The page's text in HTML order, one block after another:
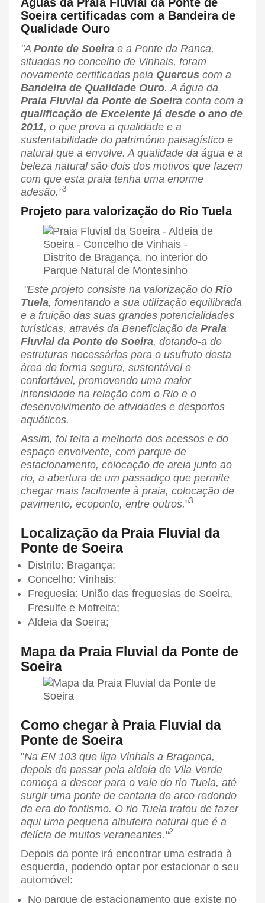
Soeira certificadas com a Bandeira de
Qualidade Ouro
"A Ponte de Soeira e a Ponte da Ranca,
situadas no concelho de Vinhais, foram
novamente certificadas pela Quercus com a
Bandeira de Qualidade Ouro. A água da
Praia Fluvial da Ponte de Soeira conta com a
qualificação de Excelente já desde o ano de
2011, o que prova a qualidade e a
sustentabilidade do património paisagístico e
natural que a envolve. A qualidade da água e a
beleza natural são dois dos motivos que fazem
com que esta praia tenha uma enorme
adesão."3
Projeto para valorização do Rio Tuela
"Este projeto consiste na valorização do Rio
Tuela, fomentando a sua utilização equilibrada
e a fruição das suas grandes potencialidades
turísticas, através da Beneficiação da Praia
Fluvial da Ponte de Soeira, dotando-a de
estruturas necessárias para o usufruto desta
área de forma segura, sustentável e
confortável, promovendo uma maior
intensidade na relação com o Rio e o
desenvolvimento de atividades e desportos
aquáticos.
Assim, foi feita a melhoria dos acessos e do
espaço envolvente, com parque de
estacionamento, colocação de areia junto ao
rio, a abertura de um passadiço que permite
chegar mais facilmente à praia, colocação de
pavimento, ecoponto, entre outros."3
Localização da Praia Fluvial da
Ponte de Soeira
Distrito: Bragança;
Concelho: Vinhais;
Freguesia: União das freguesias de Soeira,
Fresulfe e Mofreita;
Aldeia da Soeira;
Mapa da Praia Fluvial da Ponte de
Soeira
Como chegar à Praia Fluvial da
Ponte de Soeira
"Na EN 103 que liga Vinhais a Bragança,
depois de passar pela aldeia de Vila Verde
começa a descer para o vale do rio Tuela, até
surgir uma ponte de cantaria de arco redondo
da era do fontismo. O rio Tuela tratou de fazer
aqui uma pequena albufeira natural que é a
delícia de muitos veraneantes."2
Depois da ponte irá encontrar uma estrada à
esquerda, podendo optar por estacionar o seu
automóvel:
No parque de estacionamento que existe no